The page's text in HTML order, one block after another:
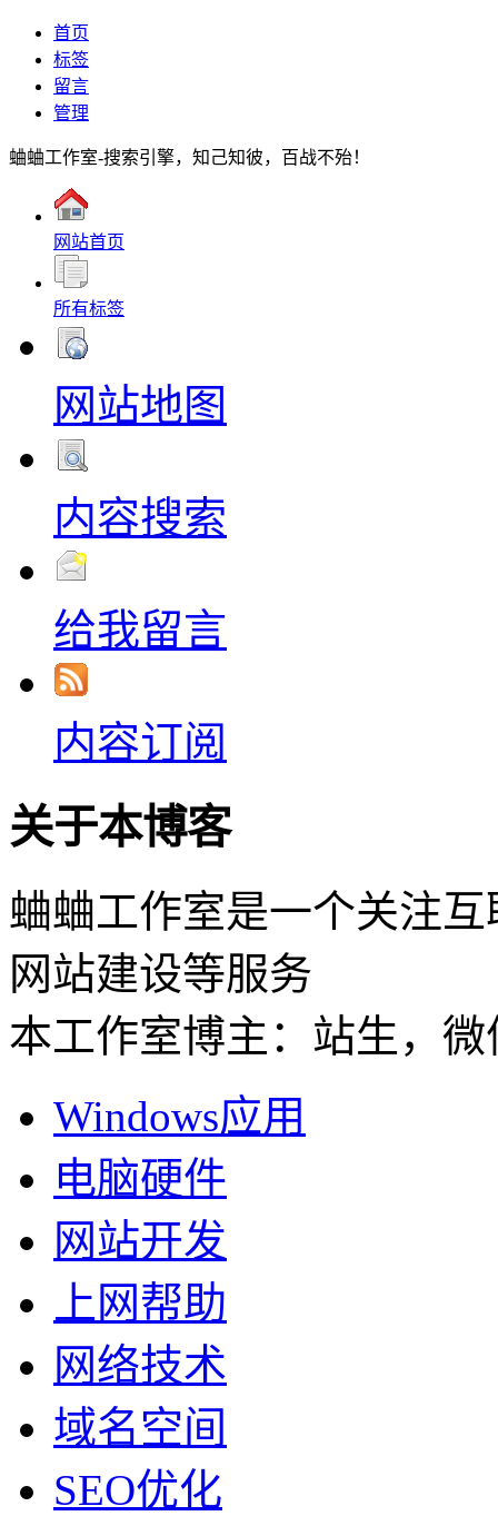
首页
标签
留言
管理
蛐蛐工作室-搜索引擎，知己知彼，百战不殆！
网站首页
所有标签
网站地图
内容搜索
给我留言
内容订阅
关于本博客
蛐蛐工作室是一个关注
网站建设等服务
本工作室博主：站生，微
Windows应用
电脑硬件
网站开发
上网帮助
网络技术
域名空间
SEO优化